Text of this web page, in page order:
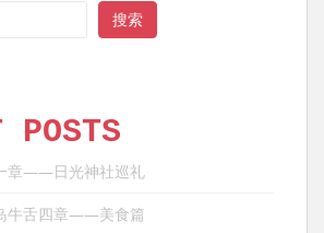
搜索
POSTS
章——日光神社巡礼
牛舌四章——美食篇